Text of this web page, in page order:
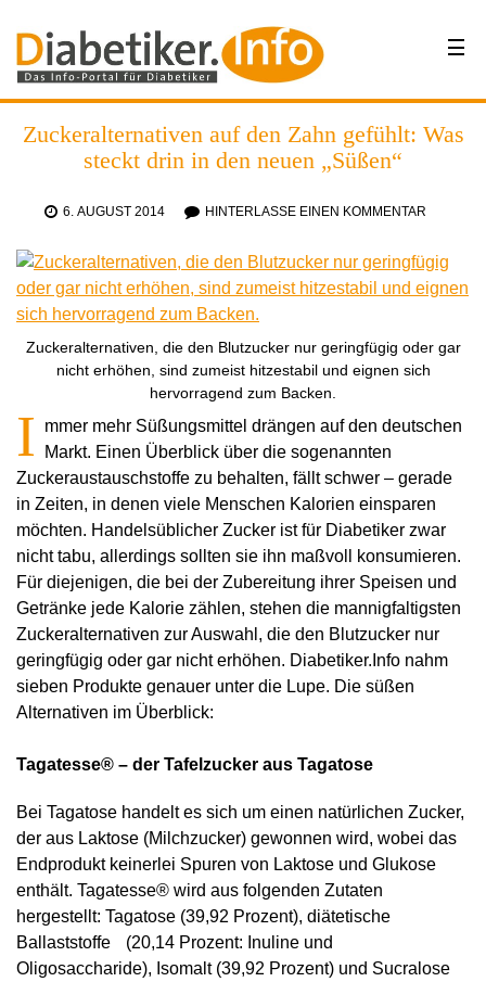
Zuckeralternativen auf den Zahn gefühlt: Was
steckt drin in den neuen „Süßen“
6. AUGUST 2014 HINTERLASSE EINEN KOMMENTAR
Zuckeralternativen, die den Blutzucker nur geringfügig oder gar
nicht erhöhen, sind zumeist hitzestabil und eignen sich
hervorragend zum Backen.
I
mmer mehr Süßungsmittel drängen auf den deutschen
Markt. Einen Überblick über die sogenannten
Zuckeraustauschstoffe zu behalten, fällt schwer – gerade
in Zeiten, in denen viele Menschen Kalorien einsparen
möchten. Handelsüblicher Zucker ist für Diabetiker zwar
nicht tabu, allerdings sollten sie ihn maßvoll konsumieren.
Für diejenigen, die bei der Zubereitung ihrer Speisen und
Getränke jede Kalorie zählen, stehen die mannigfaltigsten
Zuckeralternativen zur Auswahl, die den Blutzucker nur
geringfügig oder gar nicht erhöhen. Diabetiker.Info nahm
sieben Produkte genauer unter die Lupe. Die süßen
Alternativen im Überblick:
Tagatesse® – der Tafelzucker aus Tagatose
Bei Tagatose handelt es sich um einen natürlichen Zucker,
der aus Laktose (Milchzucker) gewonnen wird, wobei das
Endprodukt keinerlei Spuren von Laktose und Glukose
enthält. Tagatesse® wird aus folgenden Zutaten
hergestellt: Tagatose (39,92 Prozent), diätetische
Ballaststoffe (20,14 Prozent: Inuline und
Oligosaccharide), Isomalt (39,92 Prozent) und Sucralose